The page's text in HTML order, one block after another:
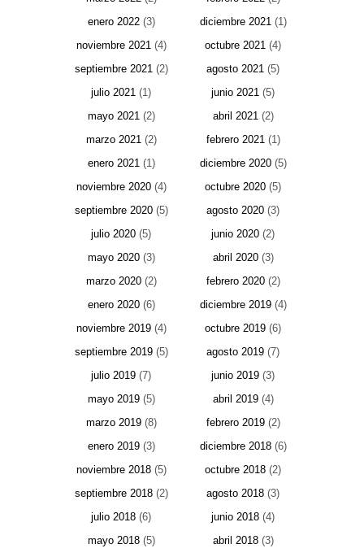
enero 2022(3) diciembre 2021(1)
noviembre 2021(4) octubre 2021 (4)
septiembre 2021(2) agosto 2021 (5)
julio 2021 (1) junio 2021 (5)
mayo 2021(2) abril 2021(2)
marzo 2021(2) febrero 2021(1)
enero 2021(1) diciembre 2020(5)
noviembre 2020(4) octubre 2020 (5)
septiembre 2020(5) agosto 2020 (3)
julio 2020 (5) junio 2020 (2)
mayo 2020(3) abril 2020(3)
marzo 2020(2) febrero 2020(2)
enero 2020(6) diciembre 2019(4)
noviembre 2019(4) octubre 2019 (6)
septiembre 2019(5) agosto 2019 (7)
julio 2019 (7) junio 2019 (3)
mayo 2019(5) abril 2019(4)
marzo 2019(8) febrero 2019(2)
enero 2019(3) diciembre 2018(6)
noviembre 2018(5) octubre 2018 (2)
septiembre 2018(2) agosto 2018 (3)
julio 2018 (6) junio 2018 (4)
mayo 2018(5) abril 2018(3)